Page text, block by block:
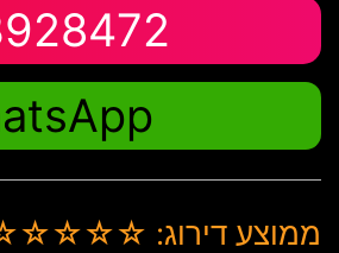
ממוצע דירוג: ☆☆☆☆☆